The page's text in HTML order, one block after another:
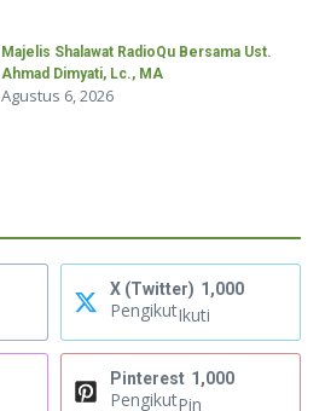
Majelis Shalawat RadioQu Bersama Ust.
Ahmad Dimyati, Lc., MA
Agustus 6, 2026
X (Twitter) 1,000
PengikutIkuti
Pinterest 1,000
PengikutPin